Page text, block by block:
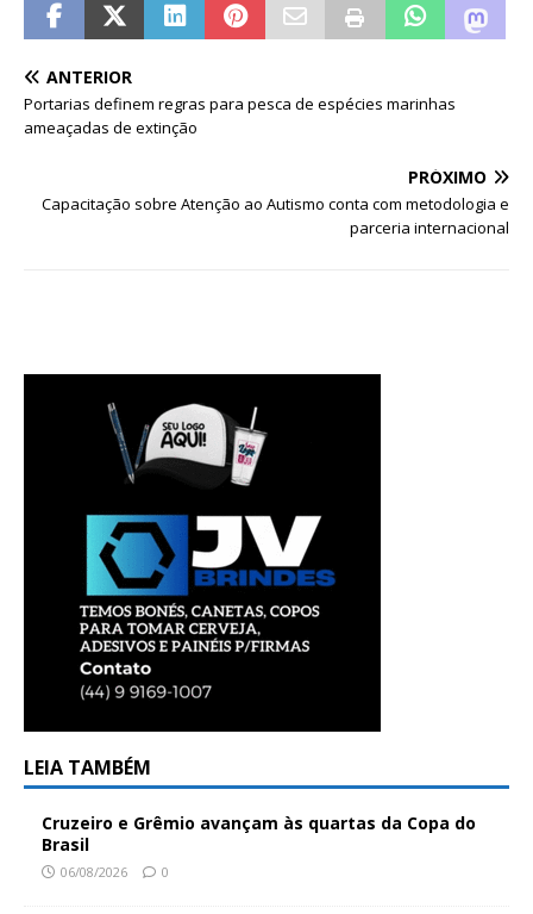
ANTERIOR
Portarias definem regras para pesca de espécies marinhas
ameaçadas de extinção
PRÓXIMO
Capacitação sobre Atenção ao Autismo conta com metodologia e
parceria internacional
LEIA TAMBÉM
Cruzeiro e Grêmio avançam às quartas da Copa do
Brasil
06/08/2026 0